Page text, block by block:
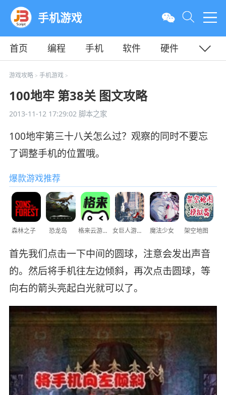
手机游戏
首页 编程 手机 软件
硬件
教程
平面
游戏攻略> 手机游戏>
100地牢 第38关 图文攻略
2013-11-12 17:29:02脚本之家
100地牢第三十八关怎么过？观察的同时不要忘
了调整手机的位置哦。
爆款游戏推荐
森林之子 恐龙岛 格来云游戏 女巨人游乐场 魔法少女 架空地图
首先我们点击一下中间的圆球，注意会发出声音
的。然后将手机往左边倾斜，再次点击圆球，等
向右的箭头亮起白光就可以了。